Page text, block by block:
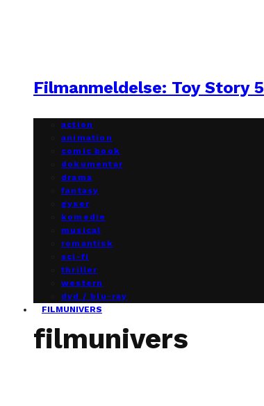
Filmanmeldelse: Toy Story 5
action
animation
comic book
dokumentar
drama
fantasy
gyser
komedie
musical
romantisk
sci-fi
thriller
western
dvd / blu-ray
FILMUNIVERS
filmunivers